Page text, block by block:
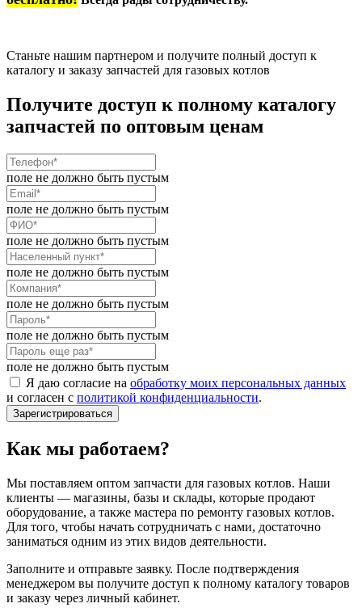
Станьте нашим партнером и получите полный доступ к
каталогу и заказу запчастей для газовых котлов
Получите доступ к полному каталогу
запчастей по оптовым ценам
поле не должно быть пустым
поле не должно быть пустым
поле не должно быть пустым
поле не должно быть пустым
поле не должно быть пустым
поле не должно быть пустым
поле не должно быть пустым
Я даю согласие на обработку моих персональных данных
и согласен с политикой конфиденциальности.
Зарегистрироваться
Как мы работаем?
Мы поставляем оптом запчасти для газовых котлов. Наши
клиенты — магазины, базы и склады, которые продают
оборудование, а также мастера по ремонту газовых котлов.
Для того, чтобы начать сотрудничать с нами, достаточно
заниматься одним из этих видов деятельности.
Заполните и отправьте заявку. После подтверждения
менеджером вы получите доступ к полному каталогу товаров
и заказу через личный кабинет.